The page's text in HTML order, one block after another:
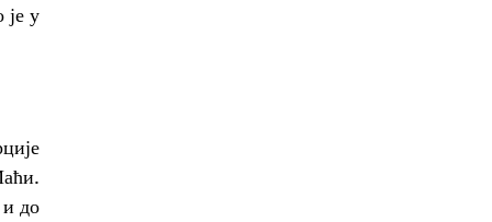
у
до